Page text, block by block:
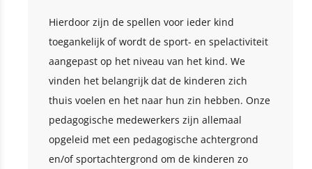
Hierdoor zijn de spellen voor ieder kind
toegankelijk of wordt de sport- en spelactiviteit
aangepast op het niveau van het kind. We
vinden het belangrijk dat de kinderen zich
thuis voelen en het naar hun zin hebben. Onze
pedagogische medewerkers zijn allemaal
opgeleid met een pedagogische achtergrond
en/of sportachtergrond om de kinderen zo